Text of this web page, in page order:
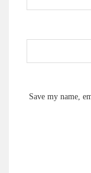
Save my name,